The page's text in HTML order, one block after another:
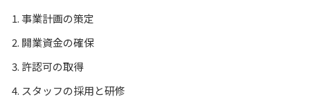
事業計画の策定
開業資金の確保
許認可の取得
スタッフの採用と研修